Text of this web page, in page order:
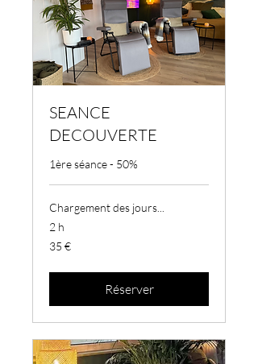
SEANCE
DECOUVERTE
1ère séance - 50%
Chargement des jours...
2 h
35
euros
35 €
Réserver